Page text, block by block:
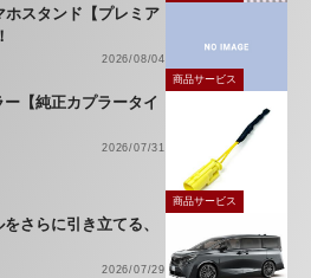
ホスタンド【プレミア
2026/08/04
商品サービス
【純正カプラータイ
2026/07/31
商品サービス
さらに引き立てる、
2026/07/29